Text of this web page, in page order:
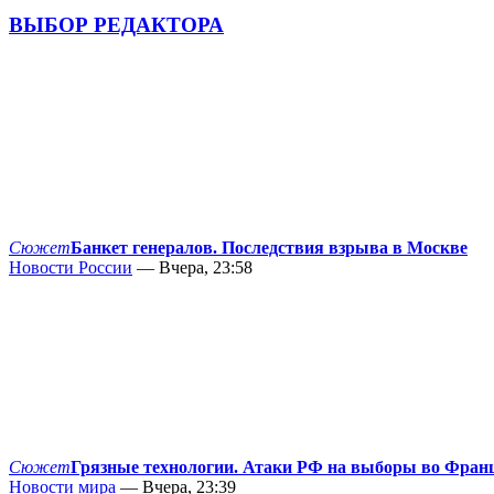
ВЫБОР РЕДАКТОРА
СюжетБанкет генералов. Последствия взрыва в Москве
Новости России — Вчера, 23:58
СюжетГрязные технологии. Атаки РФ на выборы во
Новости мира — Вчера, 23:39